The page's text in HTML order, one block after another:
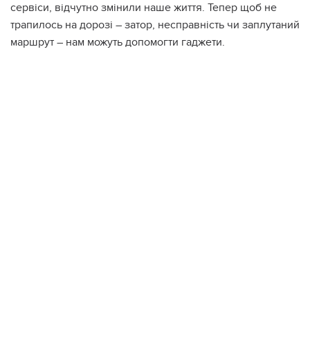
сервіси, відчутно змінили наше життя. Тепер щоб не
трапилось на дорозі – затор, несправність чи заплутаний
маршрут – нам можуть допомогти гаджети.